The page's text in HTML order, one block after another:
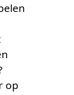
op